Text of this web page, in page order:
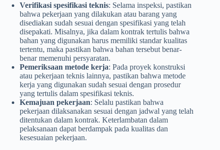
Verifikasi spesifikasi teknis: Selama inspeksi, pastikan
bahwa pekerjaan yang dilakukan atau barang yang
disediakan sudah sesuai dengan spesifikasi yang telah
disepakati. Misalnya, jika dalam kontrak tertulis bahwa
bahan yang digunakan harus memiliki standar kualitas
tertentu, maka pastikan bahwa bahan tersebut benar-
benar memenuhi persyaratan.
Pemeriksaan metode kerja: Pada proyek konstruksi
atau pekerjaan teknis lainnya, pastikan bahwa metode
kerja yang digunakan sudah sesuai dengan prosedur
yang tertulis dalam spesifikasi teknis.
Kemajuan pekerjaan: Selalu pastikan bahwa
pekerjaan dilaksanakan sesuai dengan jadwal yang telah
ditentukan dalam kontrak. Keterlambatan dalam
pelaksanaan dapat berdampak pada kualitas dan
kesesuaian pekerjaan.